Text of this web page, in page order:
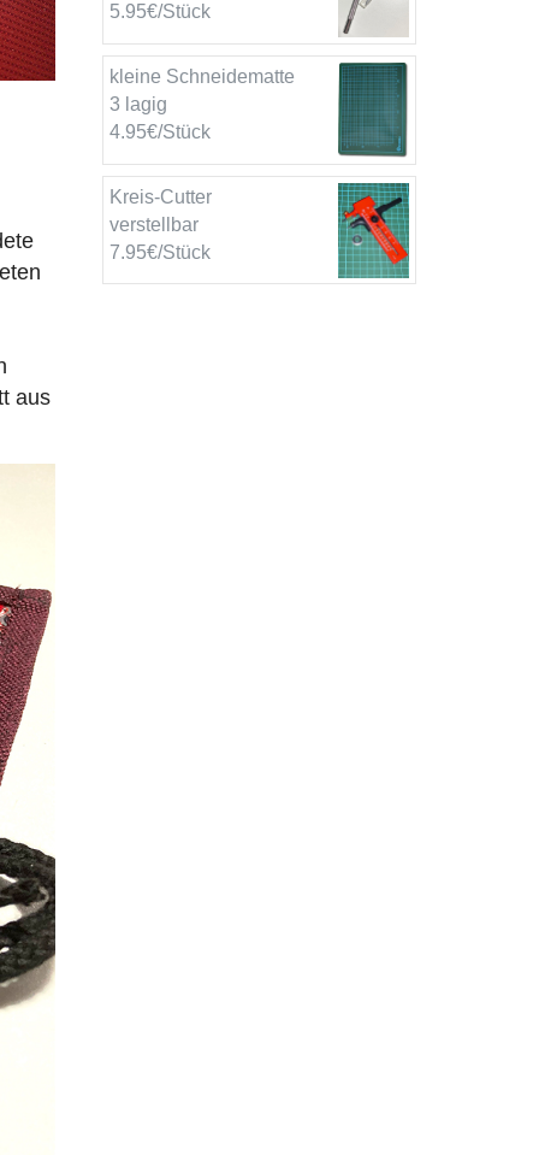
aus
5.95€/Stück
kleine Schneidematte
3 lagig
4.95€/Stück
Kreis-Cutter
verstellbar
7.95€/Stück